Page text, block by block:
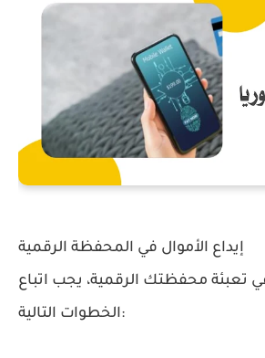
إيداع الأموال في المحفظة الرقمية
تعبئة محفظتك الرقمية، يجب اتباع
الخطوات التالية: